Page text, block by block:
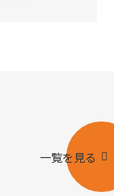
一覧を見る